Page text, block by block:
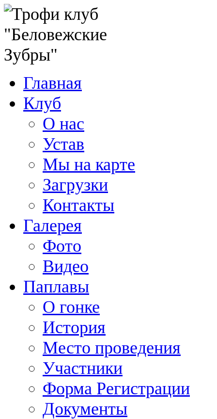
Главная
Клуб
О нас
Устав
Мы на карте
Загрузки
Контакты
Галерея
Фото
Видео
Паплавы
О гонке
История
Место проведения
Участники
Форма Регистрации
Документы